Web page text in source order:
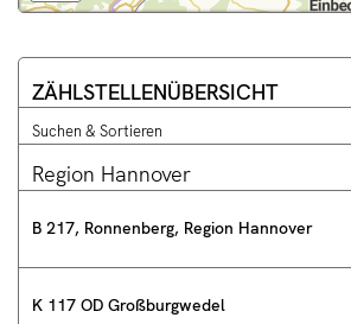
Legende
weitere
anzeigen
ZÄHLSTELLENÜBERSICHT
Suchen & Sortieren
Liste
man
Cursor
und
Region Hannover
B 217, Ronnenberg, Region Hannover
K 117 OD Großburgwedel